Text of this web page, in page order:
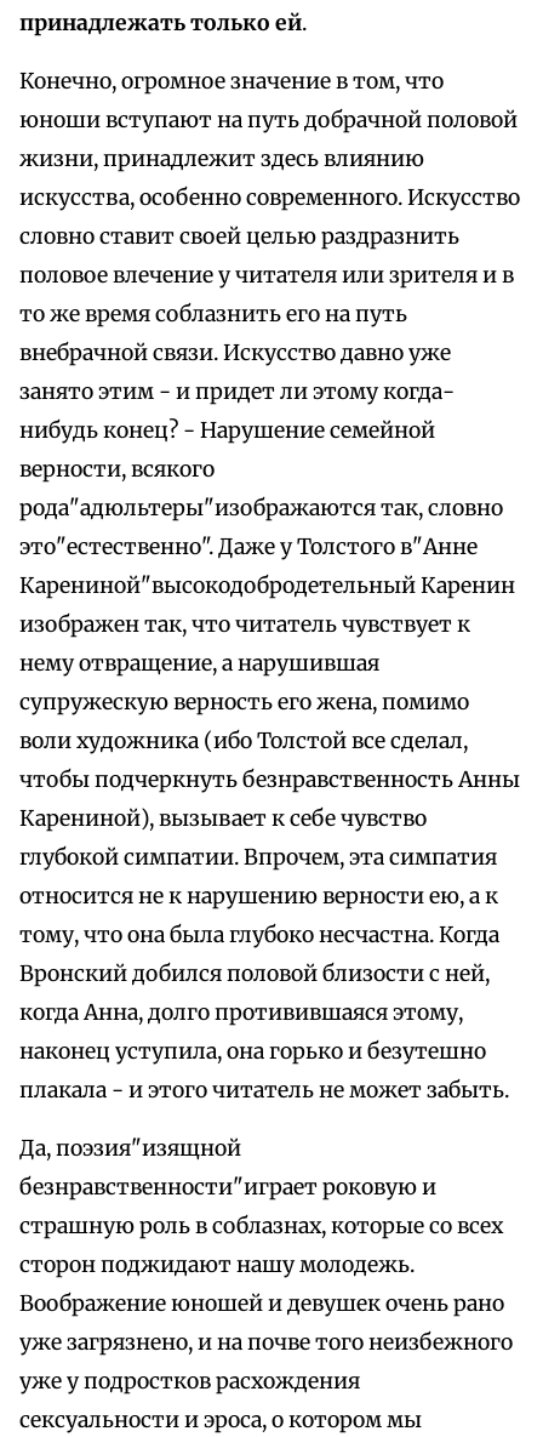
принадлежать только ей.
Конечно, огромное значение в том, что
юноши вступают на путь добрачной половой
жизни, принадлежит здесь влиянию
искусства, особенно современного. Искусство
словно ставит своей целью раздразнить
половое влечение у читателя или зрителя и в
то же время соблазнить его на путь
внебрачной связи. Искусство давно уже
занято этим - и придет ли этому когда-
нибудь конец? - Нарушение семейной
верности, всякого
рода"адюльтеры"изображаются так, словно
это"естественно". Даже у Толстого в"Анне
Карениной"высокодобродетельный Каренин
изображен так, что читатель чувствует к
нему отвращение, а нарушившая
супружескую верность его жена, помимо
воли художника (ибо Толстой все сделал,
чтобы подчеркнуть безнравственность Анны
Карениной), вызывает к себе чувство
глубокой симпатии. Впрочем, эта симпатия
относится не к нарушению верности ею, а к
тому, что она была глубоко несчастна. Когда
Вронский добился половой близости с ней,
когда Анна, долго противившаяся этому,
наконец уступила, она горько и безутешно
плакала - и этого читатель не может забыть.
Да, поэзия"изящной
безнравственности"играет роковую и
страшную роль в соблазнах, которые со всех
сторон поджидают нашу молодежь.
Воображение юношей и девушек очень рано
уже загрязнено, и на почве того неизбежного
уже у подростков расхождения
сексуальности и эроса, о котором мы